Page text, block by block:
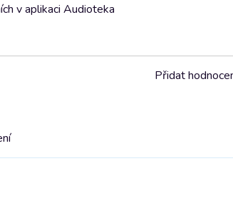
v aplikaci Audioteka
Přidat